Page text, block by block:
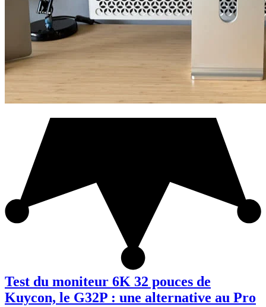
Test du moniteur 6K 32 pouces de
Kuycon, le G32P : une alternative au Pro